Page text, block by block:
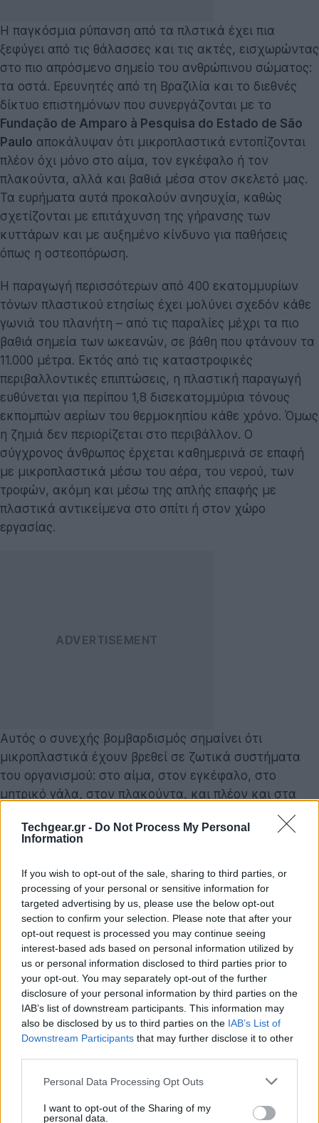
Techgear.gr - Do Not Process My Personal
Information
If you wish to opt-out of the sale, sharing to third parties, or
processing of your personal or sensitive information for
targeted advertising by us, please use the below opt-out
section to confirm your selection. Please note that after your
opt-out request is processed you may continue seeing
interest-based ads based on personal information utilized by
us or personal information disclosed to third parties prior to
your opt-out. You may separately opt-out of the further
disclosure of your personal information by third parties on the
IAB’s list of downstream participants. This information may
also be disclosed by us to third parties on the IAB’s List of
Downstream Participants that may further disclose it to other
Please note that this website/app uses one or more Google
not limited to your visit or usage behaviour. You may click to
Personal Data Processing Opt Outs
I want to opt-out of the Sharing of my
personal data.
Η παγκόσμια ρύπανση από τα πλστικά έχει πια
ξεφύγει από τις θάλασσες και τις ακτές, εισχωρώντας
στο πιο απρόσμενο σημείο του ανθρώπινου σώματος:
τα οστά. Ερευνητές από τη Βραζιλία και το διεθνές
δίκτυο επιστημόνων που συνεργάζονται με το
Fundação de Amparo à Pesquisa do Estado de São
Paulo αποκάλυψαν ότι μικροπλαστικά εντοπίζονται
πλέον όχι μόνο στο αίμα, τον εγκέφαλο ή τον
πλακούντα, αλλά και βαθιά μέσα στον σκελετό μας.
Τα ευρήματα αυτά προκαλούν ανησυχία, καθώς
σχετίζονται με επιτάχυνση της γήρανσης των
κυττάρων και με αυξημένο κίνδυνο για παθήσεις
όπως η οστεοπόρωση.
Η παραγωγή περισσότερων από 400 εκατομμυρίων
τόνων πλαστικού ετησίως έχει μολύνει σχεδόν κάθε
γωνιά του πλανήτη – από τις παραλίες μέχρι τα πιο
βαθιά σημεία των ωκεανών, σε βάθη που φτάνουν τα
11.000 μέτρα. Εκτός από τις καταστροφικές
περιβαλλοντικές επιπτώσεις, η πλαστική παραγωγή
ευθύνεται για περίπου 1,8 δισεκατομμύρια τόνους
εκπομπών αερίων του θερμοκηπίου κάθε χρόνο. Όμως
η ζημιά δεν περιορίζεται στο περιβάλλον. Ο
σύγχρονος άνθρωπος έρχεται καθημερινά σε επαφή
με μικροπλαστικά μέσω του αέρα, του νερού, των
τροφών, ακόμη και μέσω της απλής επαφής με
πλαστικά αντικείμενα στο σπίτι ή στον χώρο
εργασίας.
Αυτός ο συνεχής βομβαρδισμός σημαίνει ότι
μικροπλαστικά έχουν βρεθεί σε ζωτικά συστήματα
του οργανισμού: στο αίμα, στον εγκέφαλο, στο
μητρικό γάλα, στον πλακούντα, και πλέον και στα
Σύμφωνα με μια εκτενή μελέτη που δημοσιεύθηκε
μικροπλαστικά μπορούν να επηρεάσουν την
υγεία
των οστών με πολλαπλούς τρόπους. Ένα από τα πιο
ανησυχητικά ευρήματα είναι ότι αυτά τα σωματίδια
αλλοιώνουν τη λειτουργία των βλαστοκυττάρων του
μυελού των οστών, προωθώντας τον σχηματισμό
οστεοκλαστών – κυττάρων που αποδομούν τον
οστικό ιστό μέσω της διαδικασίας της οστικής
απορρόφησης.
Όπως εξηγεί ο Rodrigo Bueno de Oliveira, επικεφαλής
του Εργαστηρίου Μεταλλικών και Οστικών Μελετών
στη Νεφρολογία (LEMON) της Ιατρικής Σχολής του
δείξει ότι τα μικροπλαστικά μειώνουν τη βιωσιμότητα